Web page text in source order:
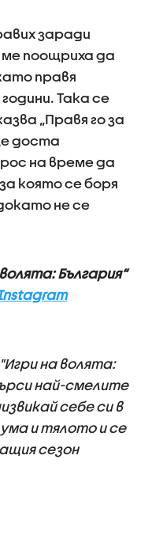
заради
ме поощриха да
правя
Така се
„Правя го за
доста
на време да
която се боря
не се
България“
на волята:
най-смелите
себе си в
и тялото и се
сезон